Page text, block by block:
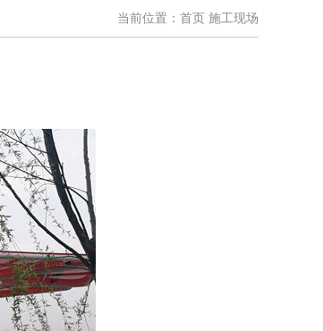
当前位置： 首页 施工现场